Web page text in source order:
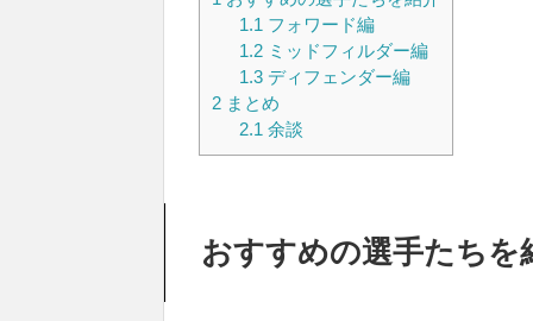
1.1 フォワード編
1.2ミッドフィルダー編
1.3ディフェンダー編
2 まとめ
2.1 余談
おすすめの選手たちを